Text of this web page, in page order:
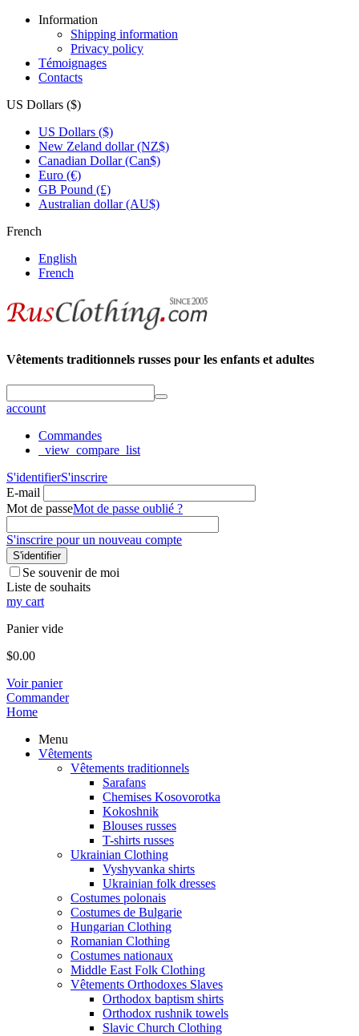
Information
Shipping information
Privacy policy
Témoignages
Contacts
US Dollars ($)
US Dollars ($)
New Zeland dollar (NZ$)
Canadian Dollar (Can$)
Euro (€)
GB Pound (£)
Australian dollar (AU$)
French
English
French
Vêtements traditionnels russes pour les enfants et adultes
account
Commandes
_view_compare_list
S'identifierS'inscrire
E-mail
Mot de passeMot de passe oublié ?
S'inscrire pour un nouveau compte
S'identifier
Se souvenir de moi
Liste de souhaits
my cart
Panier vide
$0.00
Voir panier
Commander
Home
Menu
Vêtements
Vêtements traditionnels
Sarafans
Chemises Kosovorotka
Kokoshnik
Blouses russes
T-shirts russes
Ukrainian Clothing
Vyshyvanka shirts
Ukrainian folk dresses
Costumes polonais
Costumes de Bulgarie
Hungarian Clothing
Romanian Clothing
Costumes nationaux
Middle East Folk Clothing
Vêtements Orthodoxes Slaves
Orthodox baptism shirts
Orthodox rushnik towels
Slavic Church Clothing